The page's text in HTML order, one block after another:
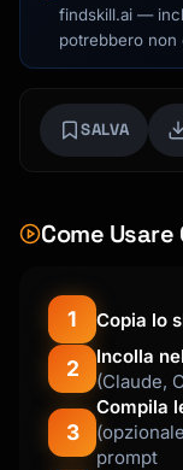
findskill.ai —
potrebbero non
SALVA
Come Usare
1 Copia lo
2
Incolla
(Claude,
3
Compila
prompt